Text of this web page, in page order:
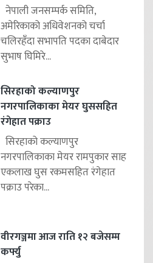
नेपाली जनसम्पर्क समिति,
अमेरिकाको अधिवेशनको चर्चा
चलिरहॅंदा सभापति पदका दाबेदार
सुभाष घिमिरे...
सिरहाको कल्याणपुर
नगरपालिकाका मेयर घुससहित
रंगेहात पक्राउ
सिरहाको कल्याणपुर
नगरपालिकाका मेयर रामपुकार साह
एकलाख घुस रकमसहित रंगेहात
पक्राउ परेका...
वीरगञ्जमा आज राति १२ बजेसम्म
कर्फ्यु